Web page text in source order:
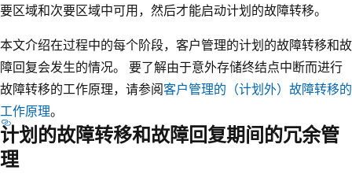
要区域和次要区域中可用，然后才能启动计划的故障转移。
本文介绍在过程中的每个阶段，客户管理的计划的故障转移和故
障回复会发生的情况。 要了解由于意外存储终结点中断而进行
故障转移的工作原理，请参阅客户管理的（计划外）故障转移的
工作原理。
计划的故障转移和故障回复期间的冗余管
理